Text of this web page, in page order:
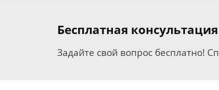
Бесплатная
Задайте свой вопрос бесплатно!